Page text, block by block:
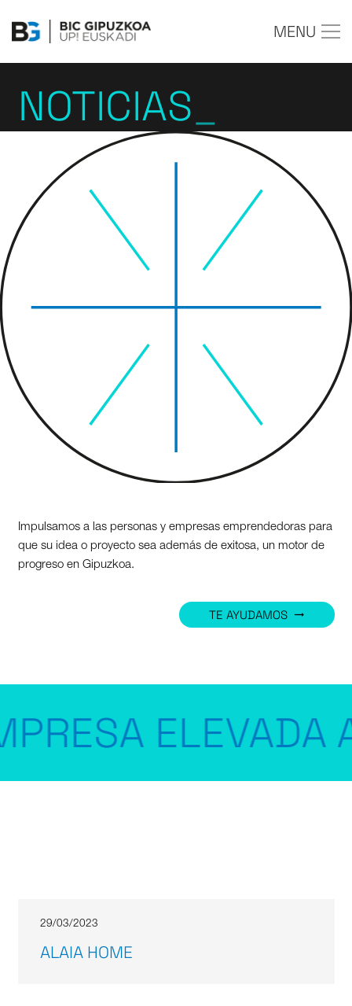
MENU
NOTICIAS
Impulsamos a las personas y empresas emprendedoras para
que su idea o proyecto sea además de exitosa, un motor de
progreso en Gipuzkoa.
TE AYUDAMOS trending_flat
ELEVADA AL
29/03/2023
ALAIA HOME